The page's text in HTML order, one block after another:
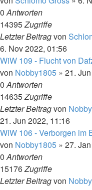
0Antworten
14395Zugriffe
Letzter Beitragvon
6. Nov 2022, 01:56
WiW 109 - Flucht von
von Nobby1805 » 21.
0Antworten
14635Zugriffe
Letzter Beitragvon
21. Jun 2022, 11:16
WiW 106 - Verborgen im
von Nobby1805 » 27.
0Antworten
15176Zugriffe
Letzter Beitragvon